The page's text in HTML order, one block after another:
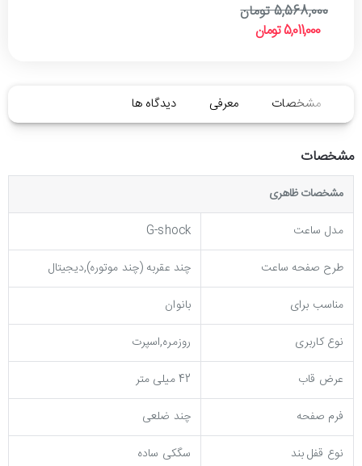
5,011,000 تومان
5,568,000 تومان
مشخصات معرفی دیدگاه ها
مشخصات
مشخصات ظاهری
مدل ساعت
G-shock
طرح صفحه ساعت
چند عقربه (چند موتوره),دیجیتال
مناسب برای
بانوان
نوع کاربری
روزمره,اسپرت
عرض قاب
42 میلی متر
فرم صفحه
چند ضلعی
نوع قفل بند
سگکی ساده